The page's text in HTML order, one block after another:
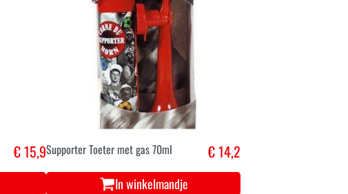
€ 15,9Supporter Toeter met gas 70ml € 14,2
In winkelmandje